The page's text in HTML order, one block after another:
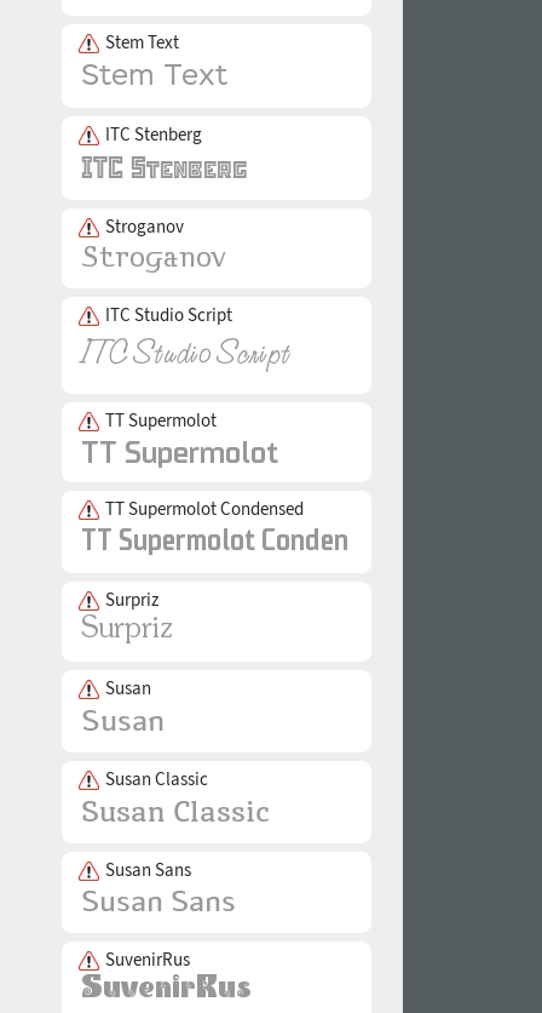
Stem Text
ITC Stenberg
Stroganov
ITC Studio Script
TT Supermolot
TT Supermolot Condensed
Surpriz
Susan
Susan Classic
Susan Sans
SuvenirRus